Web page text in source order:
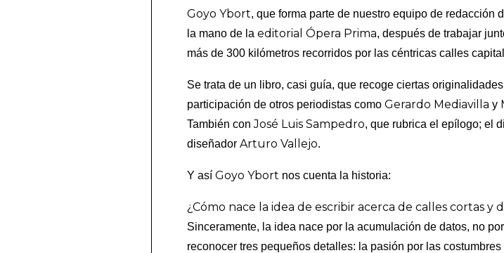
Goyo Ybort, que forma parte de nuestro equipo de redacción
la mano de laeditorial Ópera Prima, después de trabajar
más de 300 kilómetros recorridos por las céntricas calles
Se trata de un libro, casi guía, que recoge ciertas
participación de otros periodistas comoGerardo Mediavilla y
También conJosé Luis Sampedro, que rubrica el epílogo; el
diseñadorArturo Vallejo.
Y asíGoyo Ybort nos cuenta la historia:
¿Cómo nace la idea de escribir acerca de calles cortas y
Sinceramente, la idea nace por la acumulación de datos, no
reconocer tres pequeños detalles: la pasión por las